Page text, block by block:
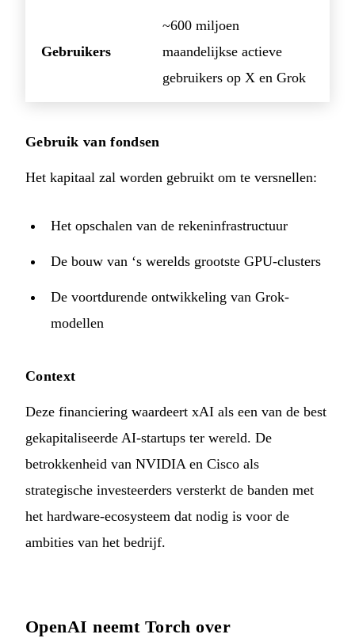
Gebruikers
~600 miljoen
maandelijkse actieve
gebruikers op X en Grok
Gebruik van fondsen
Het kapitaal zal worden gebruikt om te versnellen:
Het opschalen van de rekeninfrastructuur
De bouw van ‘s werelds grootste GPU-clusters
De voortdurende ontwikkeling van Grok-
modellen
Context
Deze financiering waardeert xAI als een van de best
gekapitaliseerde AI-startups ter wereld. De
betrokkenheid van NVIDIA en Cisco als
strategische investeerders versterkt de banden met
het hardware-ecosysteem dat nodig is voor de
ambities van het bedrijf.
OpenAI neemt Torch over